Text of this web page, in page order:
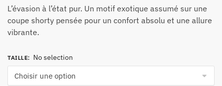
L’évasion à l’état pur. Un motif exotique assumé sur une
coupe shorty pensée pour un confort absolu et une allure
vibrante.
TAILLE: No selection